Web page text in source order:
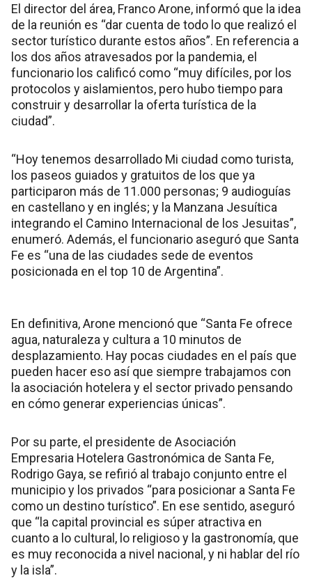
El director del área, Franco Arone, informó que la idea
de la reunión es “dar cuenta de todo lo que realizó el
sector turístico durante estos años”. En referencia a
los dos años atravesados por la pandemia, el
funcionario los calificó como “muy difíciles, por los
protocolos y aislamientos, pero hubo tiempo para
construir y desarrollar la oferta turística de la
ciudad”.
“Hoy tenemos desarrollado Mi ciudad como turista,
los paseos guiados y gratuitos de los que ya
participaron más de 11.000 personas; 9 audioguías
en castellano y en inglés; y la Manzana Jesuítica
integrando el Camino Internacional de los Jesuitas”,
enumeró. Además, el funcionario aseguró que Santa
Fe es “una de las ciudades sede de eventos
posicionada en el top 10 de Argentina”.
En definitiva, Arone mencionó que “Santa Fe ofrece
agua, naturaleza y cultura a 10 minutos de
desplazamiento. Hay pocas ciudades en el país que
pueden hacer eso así que siempre trabajamos con
la asociación hotelera y el sector privado pensando
en cómo generar experiencias únicas”.
Por su parte, el presidente de Asociación
Empresaria Hotelera Gastronómica de Santa Fe,
Rodrigo Gaya, se refirió al trabajo conjunto entre el
municipio y los privados “para posicionar a Santa Fe
como un destino turístico”. En ese sentido, aseguró
que “la capital provincial es súper atractiva en
cuanto a lo cultural, lo religioso y la gastronomía, que
es muy reconocida a nivel nacional, y ni hablar del río
y la isla”.